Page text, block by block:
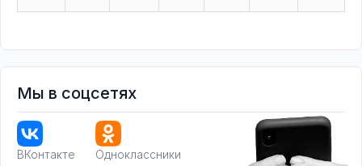
Мы в соцсетях
ВКонтакте Одноклассники